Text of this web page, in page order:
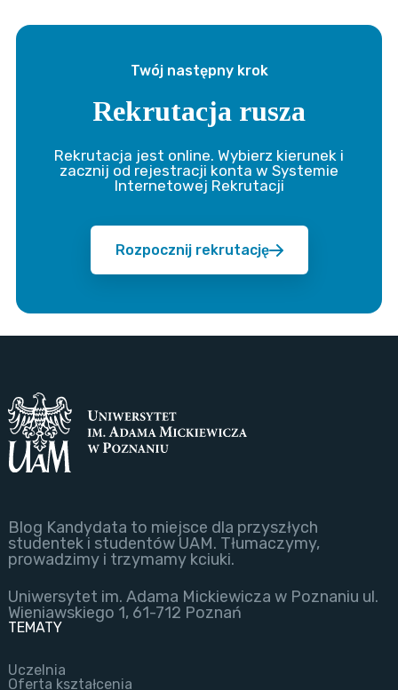
Twój następny krok
Rekrutacja rusza
Rekrutacja jest online. Wybierz kierunek i
zacznij od rejestracji konta w Systemie
Internetowej Rekrutacji
Rozpocznij rekrutację
Blog Kandydata to miejsce dla przyszłych
studentek i studentów UAM. Tłumaczymy,
prowadzimy i trzymamy kciuki.
Uniwersytet im. Adama Mickiewicza w Poznaniu ul.
Wieniawskiego 1, 61-712 Poznań
TEMATY
Uczelnia
Oferta kształcenia